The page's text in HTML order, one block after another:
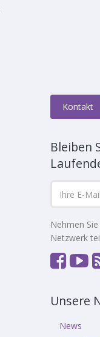
Kontakt
Bleiben
Nehmen
Netzwerk
Unsere
News